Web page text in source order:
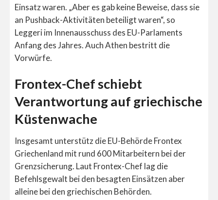
Einsatz waren. „Aber es gab keine Beweise, dass sie
an Pushback-Aktivitäten beteiligt waren“, so
Leggeri im Innenausschuss des EU-Parlaments
Anfang des Jahres. Auch Athen bestritt die
Vorwürfe.
Frontex-Chef schiebt
Verantwortung auf griechische
Küstenwache
Insgesamt unterstütz die EU-Behörde Frontex
Griechenland mit rund 600 Mitarbeitern bei der
Grenzsicherung. Laut Frontex-Chef lag die
Befehlsgewalt bei den besagten Einsätzen aber
alleine bei den griechischen Behörden.